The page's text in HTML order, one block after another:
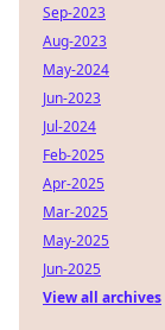
Sep-2023
Aug-2023
May-2024
Jun-2023
Jul-2024
Feb-2025
Apr-2025
Mar-2025
May-2025
Jun-2025
View all archives